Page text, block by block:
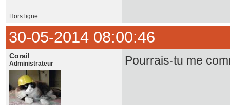
Hors ligne
30-05-2014 08:00:46
Corail
Administrateur Pourrais-tu me